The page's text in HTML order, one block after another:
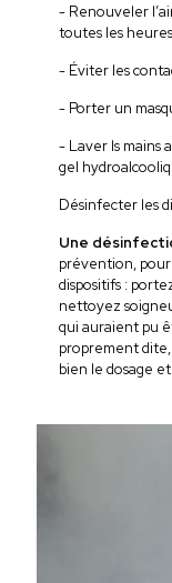
- Renouveler
toutes les heures
- Éviter les
- Porter un
- Laver ls mains
gel
Désinfecter les
Une
prévention,
dispositifs :
nettoyez
qui auraient pu
proprement
bien le dosage